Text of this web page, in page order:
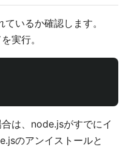
いるか確認します。
実行。
は、node.jsがすでにイ
のアンイストールと